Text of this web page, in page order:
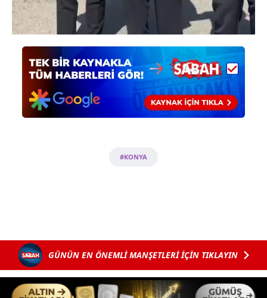
#KONYA
GÜNÜN EN ÖNEMLİ MANŞETLERİ İÇİN TIKLAYIN